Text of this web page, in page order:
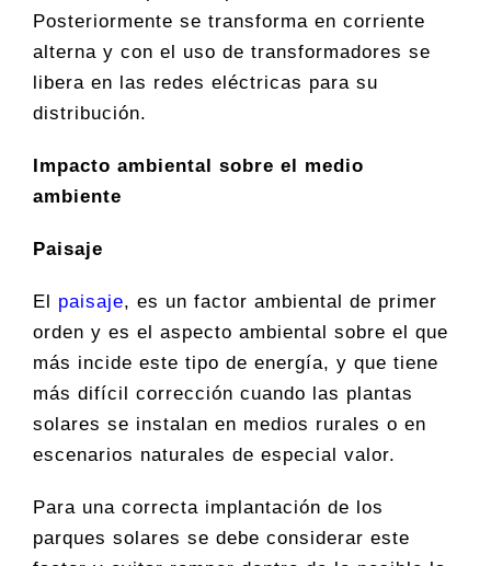
Posteriormente se transforma en corriente
alterna y con el uso de transformadores se
libera en las redes eléctricas para su
distribución.
Impacto ambiental sobre el medio
ambiente
Paisaje
El paisaje, es un factor ambiental de primer
orden y es el aspecto ambiental sobre el que
más incide este tipo de energía, y que tiene
más difícil corrección cuando las plantas
solares se instalan en medios rurales o en
escenarios naturales de especial valor.
Para una correcta implantación de los
parques solares se debe considerar este